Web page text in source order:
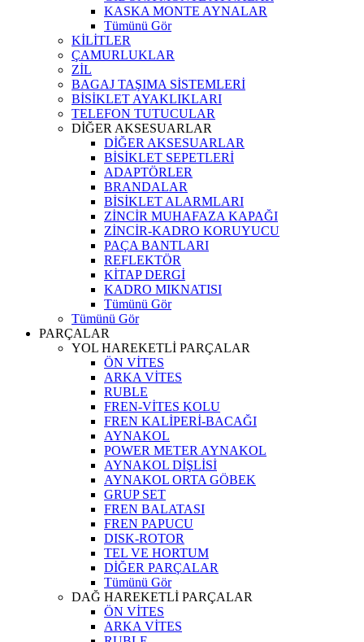
KASKA MONTE AYNALAR
Tümünü Gör
KİLİTLER
ÇAMURLUKLAR
ZİL
BAGAJ TAŞIMA SİSTEMLERİ
BİSİKLET AYAKLIKLARI
TELEFON TUTUCULAR
DİĞER AKSESUARLAR
DİĞER AKSESUARLAR
BİSİKLET SEPETLERİ
ADAPTÖRLER
BRANDALAR
BİSİKLET ALARMLARI
ZİNCİR MUHAFAZA KAPAĞI
ZİNCİR-KADRO KORUYUCU
PAÇA BANTLARI
REFLEKTÖR
KİTAP DERGİ
KADRO MIKNATISI
Tümünü Gör
Tümünü Gör
PARÇALAR
YOL HAREKETLİ PARÇALAR
ÖN VİTES
ARKA VİTES
RUBLE
FREN-VİTES KOLU
FREN KALİPERİ-BACAĞI
AYNAKOL
POWER METER AYNAKOL
AYNAKOL DİŞLİSİ
AYNAKOL ORTA GÖBEK
GRUP SET
FREN BALATASI
FREN PAPUCU
DISK-ROTOR
TEL VE HORTUM
DİĞER PARÇALAR
Tümünü Gör
DAĞ HAREKETLİ PARÇALAR
ÖN VİTES
ARKA VİTES